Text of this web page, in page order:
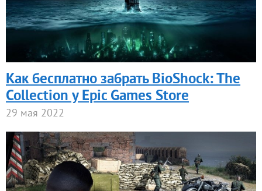
Как бесплатно забрать BioShock: The
Collection у Epic Games Store
29 мая 2022